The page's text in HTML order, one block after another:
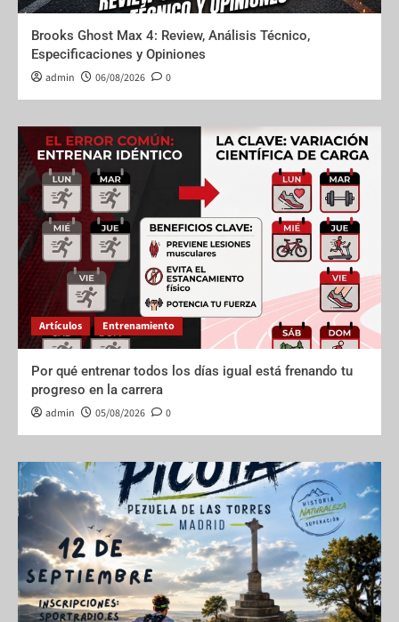
Brooks Ghost Max 4: Review, Análisis Técnico,
Especificaciones y Opiniones
admin 06/08/2026 0
Artículos Entrenamiento
Por qué entrenar todos los días igual está frenando tu
progreso en la carrera
admin 05/08/2026 0